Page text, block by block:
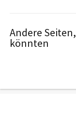
Andere
könnten